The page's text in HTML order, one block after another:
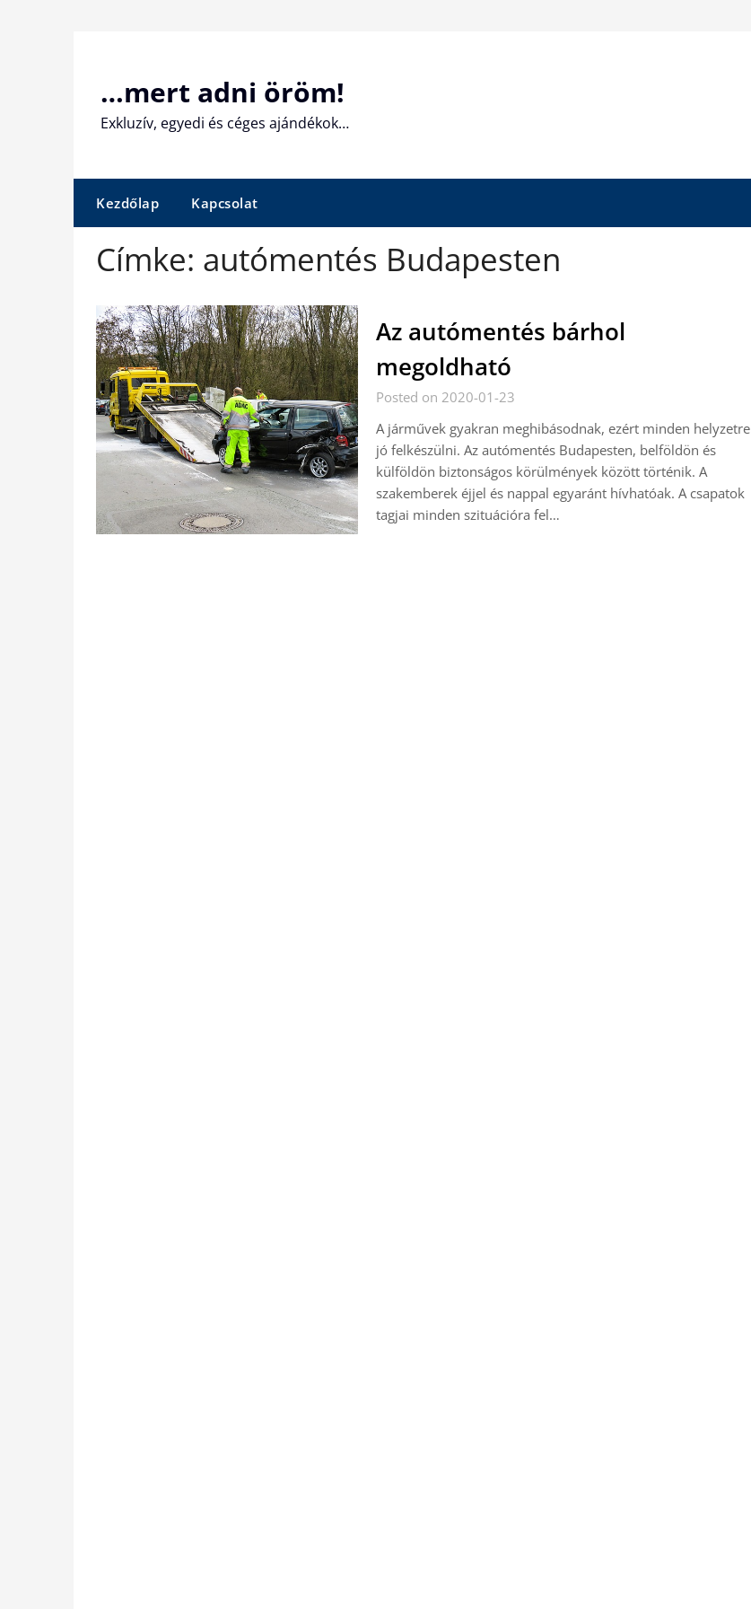
…mert adni öröm!
Exkluzív, egyedi és céges ajándékok…
Kezdőlap Kapcsolat
Címke: autómentés Budapesten
Az autómentés bárhol
megoldható
Posted on 2020-01-23
A járművek gyakran meghibásodnak, ezért minden helyzetre
jó felkészülni. Az autómentés Budapesten, belföldön és
külföldön biztonságos körülmények között történik. A
szakemberek éjjel és nappal egyaránt hívhatóak. A csapatok
tagjai minden szituációra fel…